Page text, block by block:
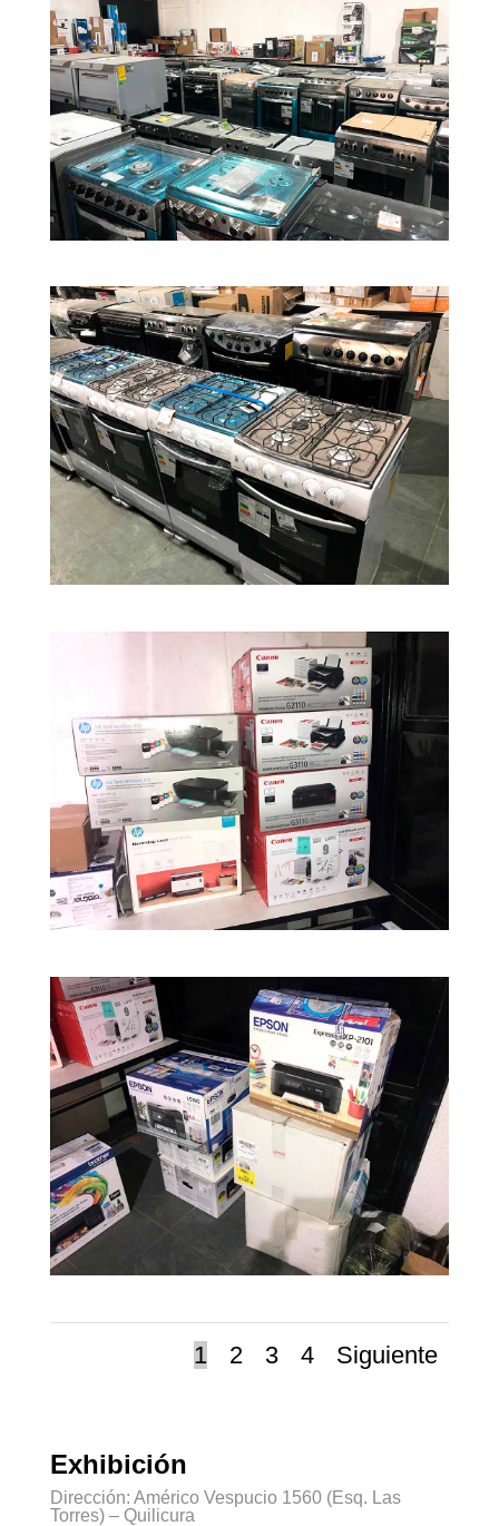
1 2 3 4 Siguiente
Exhibición
Dirección: Américo Vespucio 1560 (Esq. Las
Torres) – Quilicura